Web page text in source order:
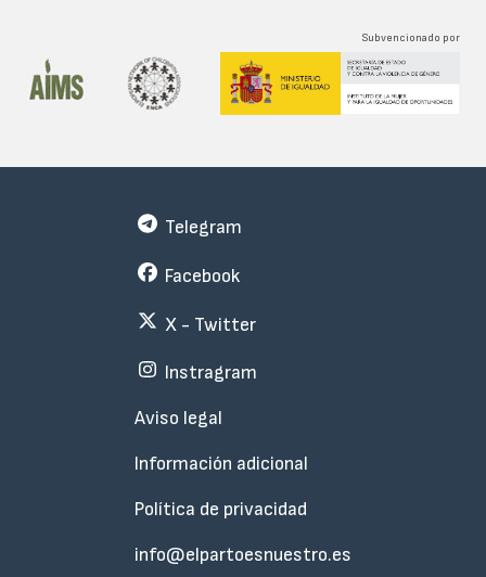
Subvencionado por
Subfooter
Telegram
Facebook
X - Twitter
Instragram
Aviso legal
Información adicional
Política de privacidad
info@elpartoesnuestro.es